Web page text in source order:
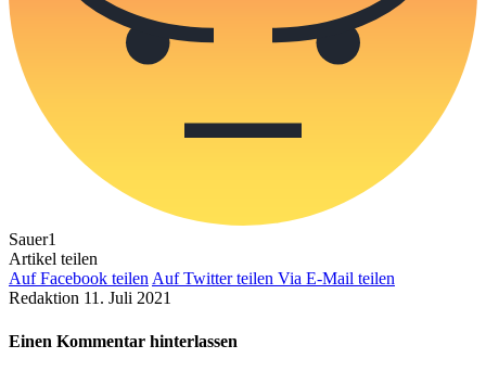
Sauer1
Artikel teilen
Auf Facebook teilen Auf Twitter teilen Via E-Mail teilen
Redaktion 11. Juli 2021
Einen Kommentar hinterlassen